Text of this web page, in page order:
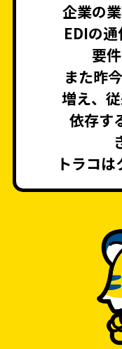
企業の
EDIの
要
また昨
増え、
依存す
トラコは